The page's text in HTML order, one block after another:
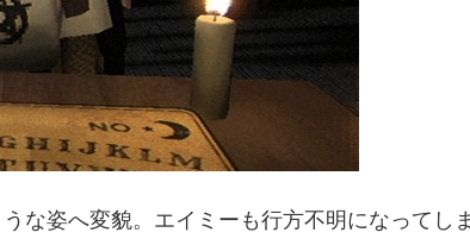
な姿へ変貌。エイミーも行方不明になってし